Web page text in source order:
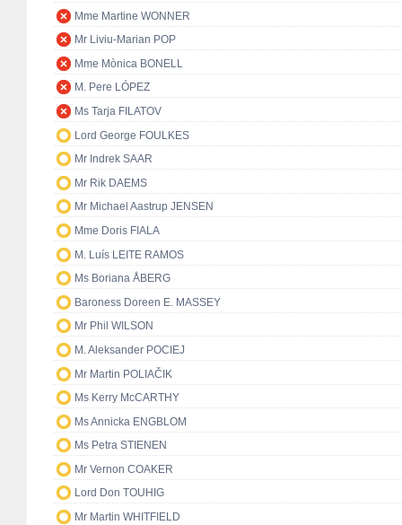
Mme Martine WONNER
Mr Liviu-Marian POP
Mme Mònica BONELL
M. Pere LÓPEZ
Ms Tarja FILATOV
Lord George FOULKES
Mr Indrek SAAR
Mr Rik DAEMS
Mr Michael Aastrup JENSEN
Mme Doris FIALA
M. Luís LEITE RAMOS
Ms Boriana ÅBERG
Baroness Doreen E. MASSEY
Mr Phil WILSON
M. Aleksander POCIEJ
Mr Martin POLIAČIK
Ms Kerry McCARTHY
Ms Annicka ENGBLOM
Ms Petra STIENEN
Mr Vernon COAKER
Lord Don TOUHIG
Mr Martin WHITFIELD